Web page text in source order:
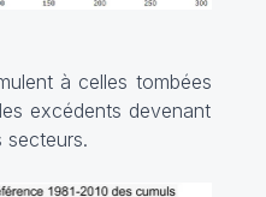
à celles tombées
excédents devenant
secteurs.